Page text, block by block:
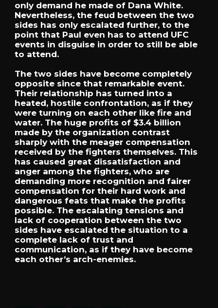
only demand he made of Dana White.
Nevertheless, the feud between the two
sides has only escalated further, to the
point that Paul even has to attend UFC
events in disguise in order to still be able
to attend.
The two sides have become completely
opposite since that remarkable event.
Their relationship has turned into a
heated, hostile confrontation, as if they
were turning on each other like fire and
water. The huge profits of $3.4 billion
made by the organization contrast
sharply with the meager compensation
received by the fighters themselves. This
has caused great dissatisfaction and
anger among the fighters, who are
demanding more recognition and fairer
compensation for their hard work and
dangerous feats that make the profits
possible. The escalating tensions and
lack of cooperation between the two
sides have escalated the situation to a
complete lack of trust and
communication, as if they have become
each other’s arch-enemies.